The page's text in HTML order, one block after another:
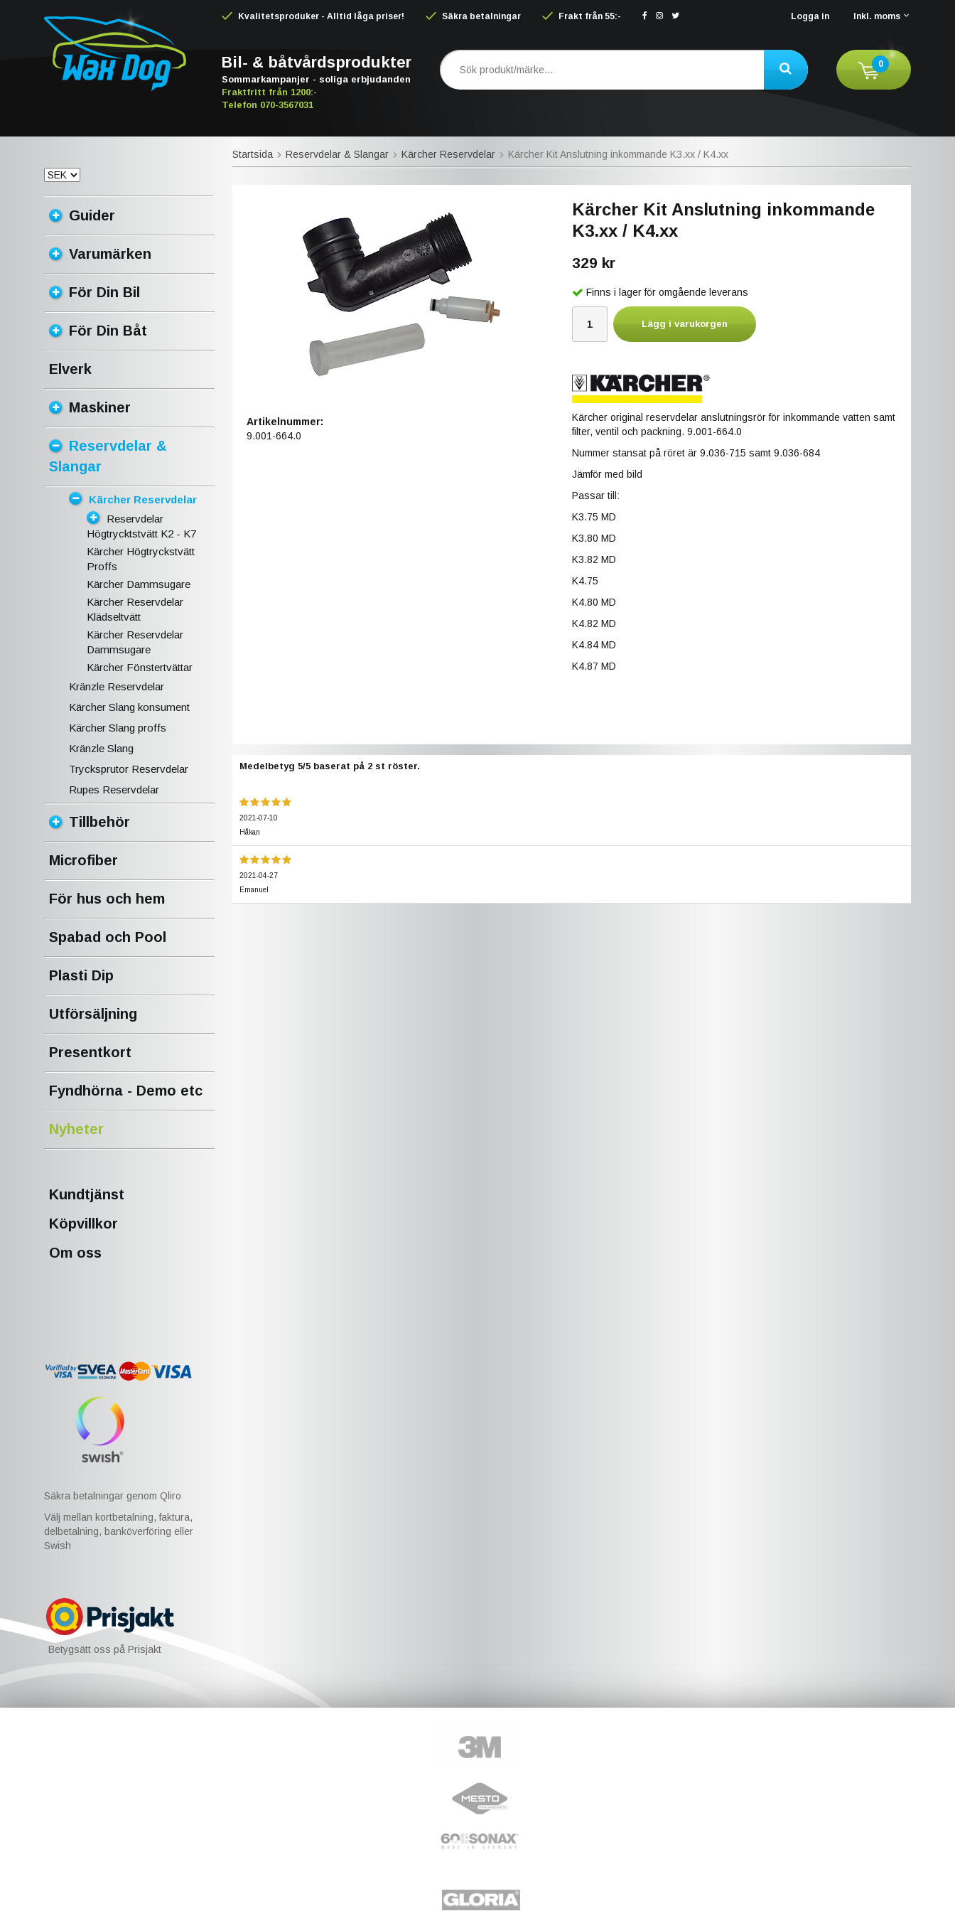
Kvalitetsproduker - Alltid låga priser! Säkra betalningar Frakt från 55:- Logga in Inkl. moms
Bil- & båtvårdsprodukter
Sommarkampanjer - soliga erbjudanden
Fraktfritt från 1200:-
Telefon 070-3567031
0
Guider
Varumärken
För Din Bil
För Din Båt
Elverk
Maskiner
Reservdelar &
Slangar
Kärcher Reservdelar
Reservdelar
Högtrycktstvätt K2 - K7
Kärcher Högtryckstvätt
Proffs
Kärcher Dammsugare
Kärcher Reservdelar
Klädseltvätt
Kärcher Reservdelar
Dammsugare
Kärcher Fönstertvättar
Kränzle Reservdelar
Kärcher Slang konsument
Kärcher Slang proffs
Kränzle Slang
Trycksprutor Reservdelar
Rupes Reservdelar
Tillbehör
Microfiber
För hus och hem
Spabad och Pool
Plasti Dip
Utförsäljning
Presentkort
Fyndhörna - Demo etc
Nyheter
Kundtjänst
Köpvillkor
Om oss
Säkra betalningar genom Qliro
Välj mellan kortbetalning, faktura,
delbetalning, banköverföring eller
Swish
Betygsätt oss på Prisjakt
Startsida Reservdelar & Slangar Kärcher Reservdelar Kärcher Kit Anslutning inkommande K3.xx / K4.xx
Kärcher Kit Anslutning inkommande
K3.xx / K4.xx
329 kr
Finns i lager för omgående leverans
Lägg i varukorgen
Kärcher original reservdelar anslutningsrör för inkommande vatten samt
filter, ventil och packning. 9.001-664.0
Nummer stansat på röret är 9.036-715 samt 9.036-684
Jämför med bild
Passar till:
K3.75 MD
K3.80 MD
K3.82 MD
K4.75
K4.80 MD
K4.82 MD
K4.84 MD
K4.87 MD
Artikelnummer:
9.001-664.0
Medelbetyg 5/5 baserat på 2 st röster.
2021-07-10
Håkan
2021-04-27
Emanuel